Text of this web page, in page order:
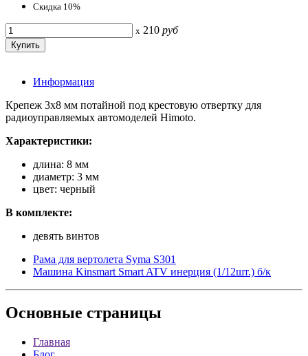
Скидка 10%
x 210 руб
Информация
Крепеж 3x8 мм потайной под крестовую отвертку для
радиоуправляемых автомоделей Himoto.
Характеристики:
длина: 8 мм
диаметр: 3 мм
цвет: черный
В комплекте:
девять винтов
Рама для вертолета Syma S301
Машина Kinsmart Smart ATV инерция (1/12шт.) б/к
Основные страницы
Главная